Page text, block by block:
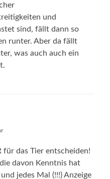
und
sind, fällt dann so
runter. Aber da fällt
was auch auch ein
das Tier entscheiden!
davon Kenntnis hat
jedes Mal (!!!) Anzeige